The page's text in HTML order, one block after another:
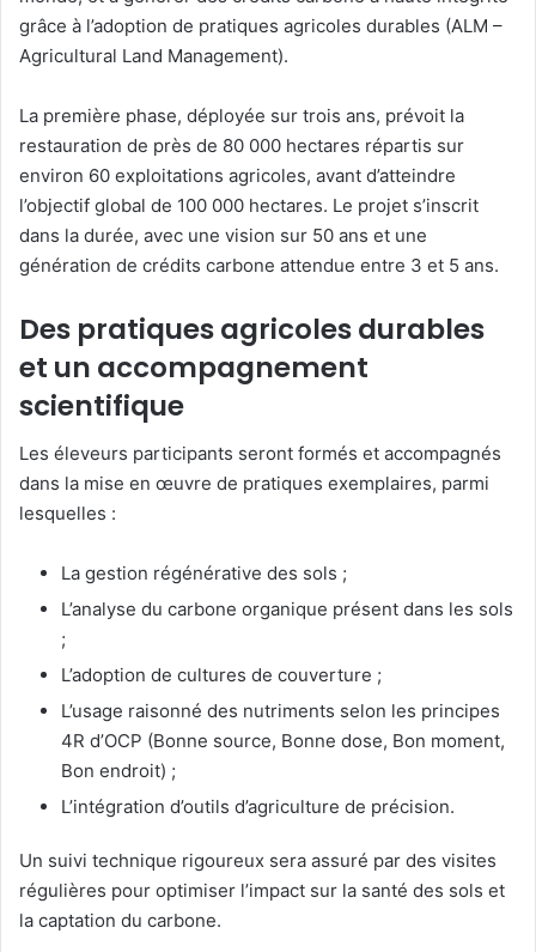
grâce à l’adoption de pratiques agricoles durables (ALM –
Agricultural Land Management).
La première phase, déployée sur trois ans, prévoit la
restauration de près de 80 000 hectares répartis sur
environ 60 exploitations agricoles, avant d’atteindre
l’objectif global de 100 000 hectares. Le projet s’inscrit
dans la durée, avec une vision sur 50 ans et une
génération de crédits carbone attendue entre 3 et 5 ans.
Des pratiques agricoles durables
et un accompagnement
scientifique
Les éleveurs participants seront formés et accompagnés
dans la mise en œuvre de pratiques exemplaires, parmi
lesquelles :
La gestion régénérative des sols ;
L’analyse du carbone organique présent dans les sols
;
L’adoption de cultures de couverture ;
L’usage raisonné des nutriments selon les principes
4R d’OCP (Bonne source, Bonne dose, Bon moment,
Bon endroit) ;
L’intégration d’outils d’agriculture de précision.
Un suivi technique rigoureux sera assuré par des visites
régulières pour optimiser l’impact sur la santé des sols et
la captation du carbone.